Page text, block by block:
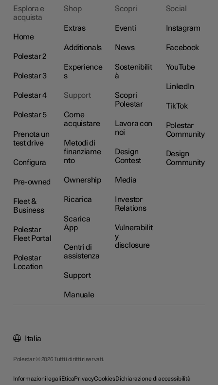
Esplora e
acquista
Home
Polestar 2
Polestar 3
Polestar 4
Polestar 5
Prenota un
test drive
Configura
Pre-owned
Fleet &
Business
Polestar
Fleet Portal
Polestar
Location
Shop
Extras
Additionals
Experience
s
Support
Come
acquistare
Metodi di
finanziame
nto
Ownership
Ricarica
Scarica
App
Centri di
assistenza
Support
Manuale
Scopri
Eventi
News
Sostenibilit
à
Scopri
Polestar
Lavora con
noi
Design
Contest
Media
Investor
Relations
Vulnerabilit
y
disclosure
Social
Instagram
Facebook
YouTube
LinkedIn
TikTok
Polestar
Community
Design
Community
Polestar © 2026 Tutti i diritti riservati.
Informazioni legali EticaPrivacyCookiesDichiarazione di accessibilità
Italia